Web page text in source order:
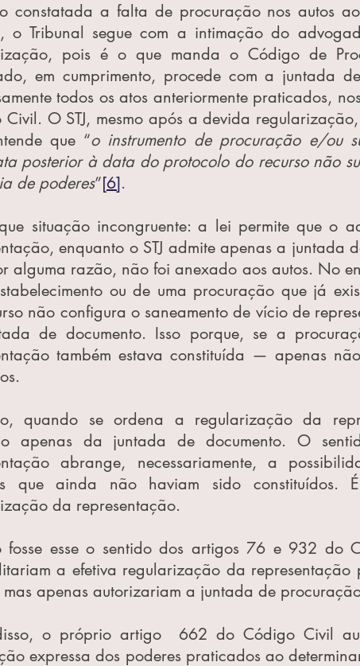
constatada a falta de procuração nos autos
o Tribunal segue com a intimação do
pois é o que manda o Código de
em cumprimento, procede com a juntada
todos os atos anteriormente praticados,
Civil. O STJ, mesmo após a devida
que “o instrumento de procuração e/ou
posterior à data do protocolo do recurso não
de poderes”[6].
situação incongruente: a lei permite que o
enquanto o STJ admite apenas a juntada
alguma razão, não foi anexado aos autos. No
ou de uma procuração que já
não configura o saneamento de vício de
de documento. Isso porque, se a
também estava constituída — apenas
quando se ordena a regularização da
apenas da juntada de documento. O
abrange, necessariamente, a
que ainda não haviam sido
da representação.
fosse esse o sentido dos artigos 76 e 932 do
a efetiva regularização da representação
apenas autorizariam a juntada de
o próprio artigo  662 do Código Civil
expressa dos poderes praticados ao